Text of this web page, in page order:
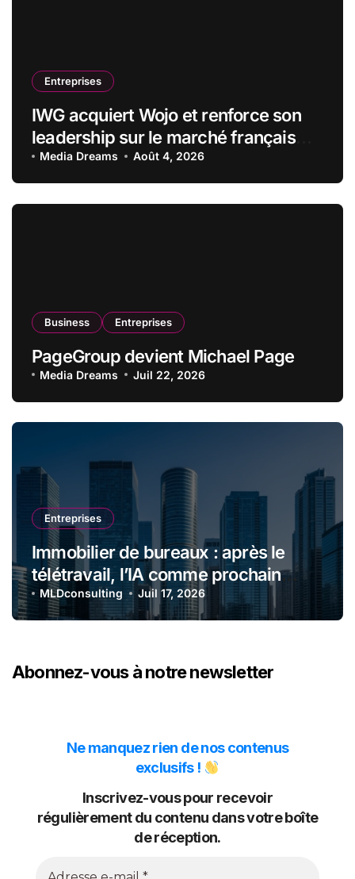
Entreprises
IWG acquiert Wojo et renforce son
leadership sur le marché français
des espaces de travail flexibles
Media Dreams Août 4, 2026
Business Entreprises
PageGroup devient Michael Page
Media Dreams Juil 22, 2026
Entreprises
Immobilier de bureaux : après le
télétravail, l’IA comme prochain
choc locatif
MLDconsulting Juil 17, 2026
Abonnez-vous à notre newsletter
Ne manquez rien de nos contenus
exclusifs !
Inscrivez-vous pour recevoir
régulièrement du contenu dans votre boîte
de réception.